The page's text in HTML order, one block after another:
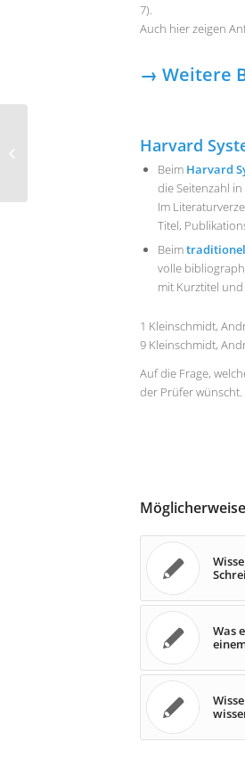
7).
Auch hier zeigen
→ Weitere
Harvard
Beim Harvard
die Seitenzahl
Im
Titel,
Beim
volle
mit Kurztitel
1 Kleinschmidt,
9 Kleinschmidt,
Auf die Frage,
der Prüfer
Was
das Bibliographieren in der